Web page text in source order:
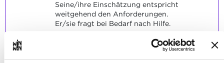
Seine/ihre Einschätzung entspricht
weitgehend den Anforderungen.
Er/sie fragt bei Bedarf nach Hilfe.